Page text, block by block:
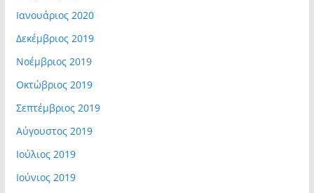
Ιανουάριος 2020
Δεκέμβριος 2019
Νοέμβριος 2019
Οκτώβριος 2019
Σεπτέμβριος 2019
Αύγουστος 2019
Ιούλιος 2019
Ιούνιος 2019